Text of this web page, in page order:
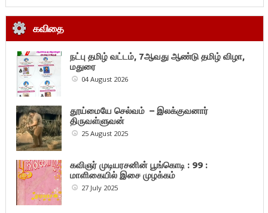
கவிதை
நட்பு தமிழ் வட்டம், 7ஆவது ஆண்டு தமிழ் விழா,
மதுரை
04 August 2026
தூய்மையே செல்வம் – இலக்குவனார்
திருவள்ளுவன்
25 August 2025
கவிஞர் முடியரசனின் பூங்கொடி : 99 :
மாளிகையில் இசை முழக்கம்
27 July 2025